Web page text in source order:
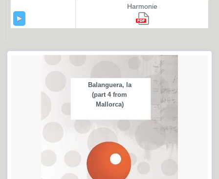
Harmonie
Balanguera, la
(part 4 from
Mallorca)